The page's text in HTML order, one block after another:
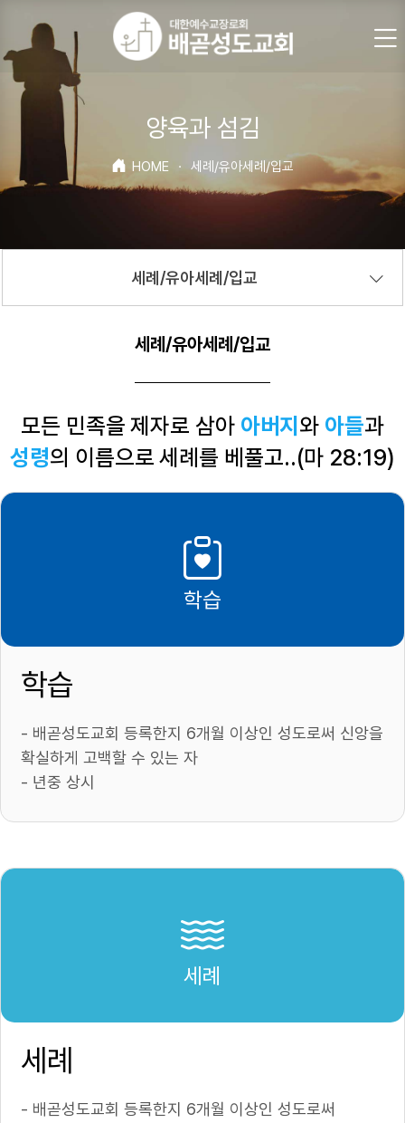
양육과 섬김
HOME · 세례/유아세례/입교
세례/유아세례/입교
세례/유아세례/입교
모든 민족을 제자로 삼아 아버지 와 아들과
성령의 이름으로 세례를 베풀고..(마 28:19)
학습
학습
- 배곧성도교회 등록한지 6개월 이상인 성도로써 신앙을
확실하게 고백할 수 있는 자
- 년중 상시
세례
세례
- 배곧성도교회 등록한지 6개월 이상인 성도로써